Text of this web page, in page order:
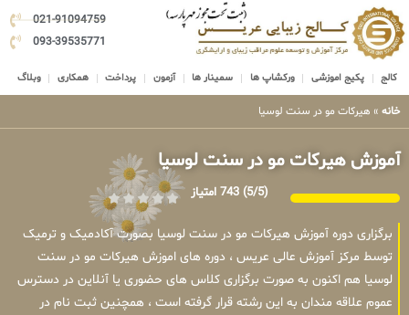
021-91094759
093-39535771
کالج پکیج اموزشی ورکشاپ ها سمینار ها آزمون پرداخت همکاری وبلاگ
خانه » هیرکات مو در سنت لوسیا
آموزش هیرکات مو در سنت لوسیا
(5/5) 743 امتیاز
برگزاری دوره آموزش هیرکات مو در سنت لوسیا بصورت آکادمیک و ترمیک
توسط مرکز آموزش عالی عریس ، دوره های اموزش هیرکات مو در سنت
لوسیا هم اکنون به صورت برگزاری کلاس های حضوری یا آنلاین در دسترس
عموم علاقه مندان به این رشته قرار گرفته است ، همچنین ثبت نام در